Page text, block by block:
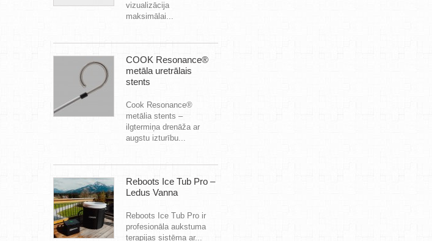
vizualizācija
maksimālai...
COOK Resonance®
metāla uretrālais
stents
Cook Resonance®
metālia stents –
ilgtermiņa drenāža ar
augstu izturību...
Reboots Ice Tub Pro –
Ledus Vanna
Reboots Ice Tub Pro ir
profesionāla aukstuma
terapijas sistēma ar...